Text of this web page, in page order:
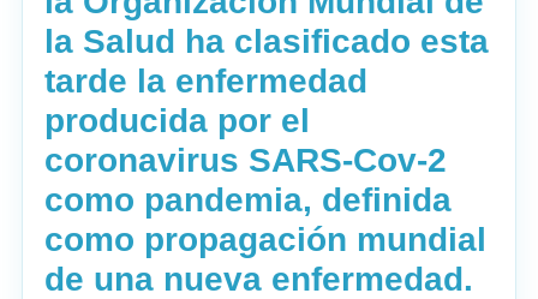
la Salud ha clasificado esta
tarde la enfermedad
producida por el
coronavirus SARS-Cov-2
como pandemia, definida
como propagación mundial
de una nueva enfermedad.